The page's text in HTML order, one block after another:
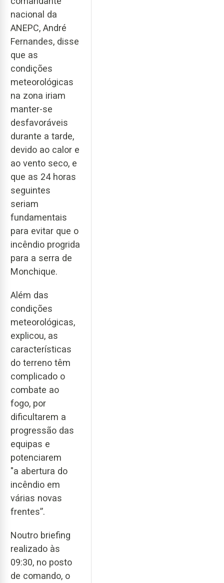
nacional da
ANEPC, André
Fernandes, disse
que as
condições
meteorológicas
na zona iriam
manter-se
desfavoráveis
durante a tarde,
devido ao calor e
ao vento seco, e
que as 24 horas
seguintes
seriam
fundamentais
para evitar que o
incêndio progrida
para a serra de
Monchique.
Além das
condições
meteorológicas,
explicou, as
características
do terreno têm
complicado o
combate ao
fogo, por
dificultarem a
progressão das
equipas e
potenciarem
"a abertura do
incêndio em
várias novas
frentes”.
Noutro briefing
realizado às
09:30, no posto
de comando, o